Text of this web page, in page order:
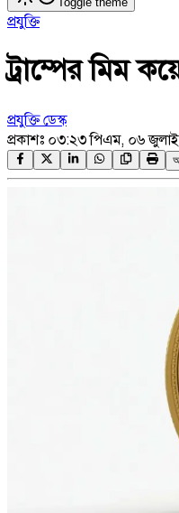
প্রযুক্তি
ট্রাম্পের মিম
প্রযুক্তি ডেস্ক
প্রকাশঃ ০৩:২৩ পিএম, ০৬